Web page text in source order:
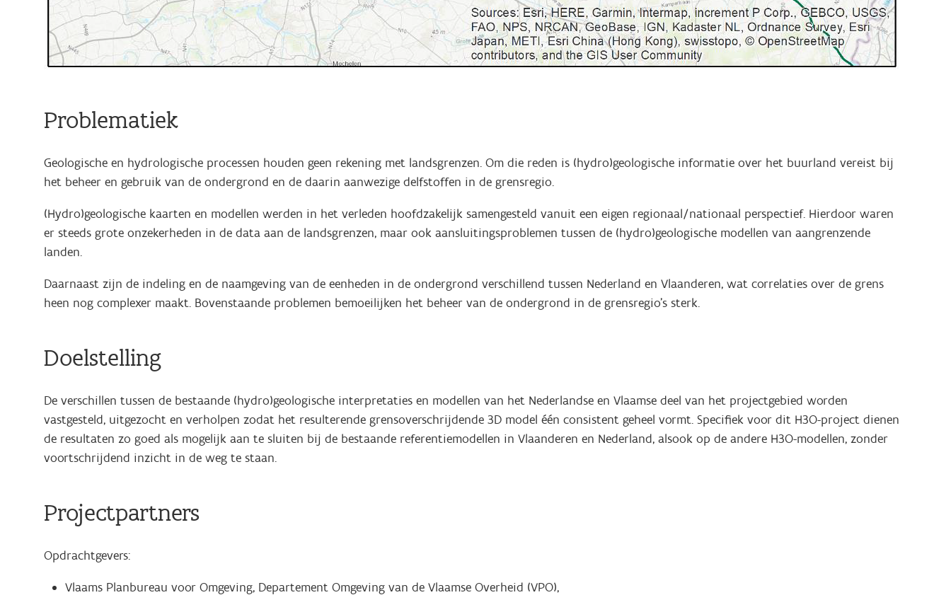
Problematiek
Geologische en hydrologische processen houden geen rekening met landsgrenzen. Om die reden is (hydro)geologische informatie over het buurland vereist bij
het beheer en gebruik van de ondergrond en de daarin aanwezige delfstoffen in de grensregio.
(Hydro)geologische kaarten en modellen werden in het verleden hoofdzakelijk samengesteld vanuit een eigen regionaal/nationaal perspectief. Hierdoor waren
er steeds grote onzekerheden in de data aan de landsgrenzen, maar ook aansluitingsproblemen tussen de (hydro)geologische modellen van aangrenzende
landen.
Daarnaast zijn de indeling en de naamgeving van de eenheden in de ondergrond verschillend tussen Nederland en Vlaanderen, wat correlaties over de grens
heen nog complexer maakt. Bovenstaande problemen bemoeilijken het beheer van de ondergrond in de grensregio's sterk.
Doelstelling
De verschillen tussen de bestaande (hydro)geologische interpretaties en modellen van het Nederlandse en Vlaamse deel van het projectgebied worden
vastgesteld, uitgezocht en verholpen zodat het resulterende grensoverschrijdende 3D model één consistent geheel vormt. Specifiek voor dit H3O-project dienen
de resultaten zo goed als mogelijk aan te sluiten bij de bestaande referentiemodellen in Vlaanderen en Nederland, alsook op de andere H3O-modellen, zonder
voortschrijdend inzicht in de weg te staan.
Projectpartners
Opdrachtgevers:
Vlaams Planbureau voor Omgeving, Departement Omgeving van de Vlaamse Overheid (VPO),